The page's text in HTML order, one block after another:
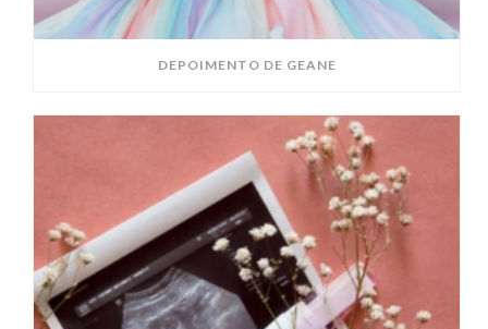
DEPOIMENTO DE GEANE